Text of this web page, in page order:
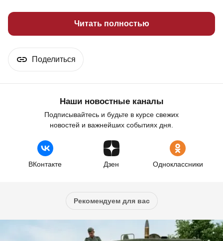
Читать полностью
Поделиться
Наши новостные каналы
Подписывайтесь и будьте в курсе свежих
новостей и важнейших событиях дня.
ВКонтакте Дзен Одноклассники
Рекомендуем для вас